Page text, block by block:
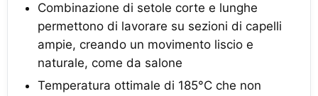
Combinazione di setole corte e lunghe
permettono di lavorare su sezioni di capelli
ampie, creando un movimento liscio e
naturale, come da salone
Temperatura ottimale di 185°C che non